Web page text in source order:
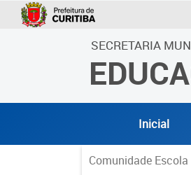
SECRETARIA
Inicial
Comunidade Escola